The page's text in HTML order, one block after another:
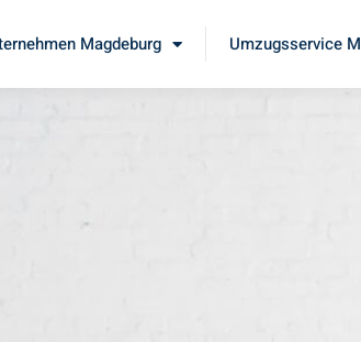
Magdeburg Umzugsservice